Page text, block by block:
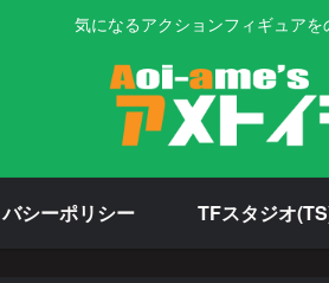
気になるアクションフィギュア
シーポリシー TFスタジオ